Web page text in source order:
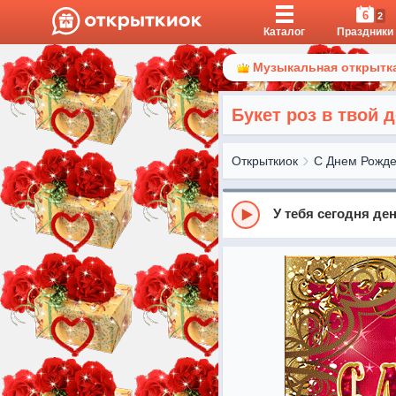
Каталог
6 2
Праздники
Музыкальная
Букет роз в твой
Открыткиок С Днем
У тебя сегодня